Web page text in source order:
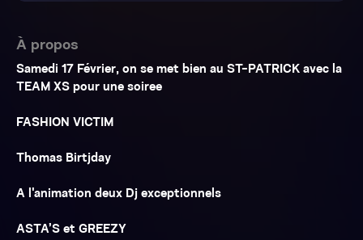
À propos
Samedi 17 Février, on se met bien au ST-PATRICK avec la
TEAM XS pour une soiree
FASHION VICTIM
Thomas Birtjday
A l'animation deux Dj exceptionnels
ASTA’S et GREEZY